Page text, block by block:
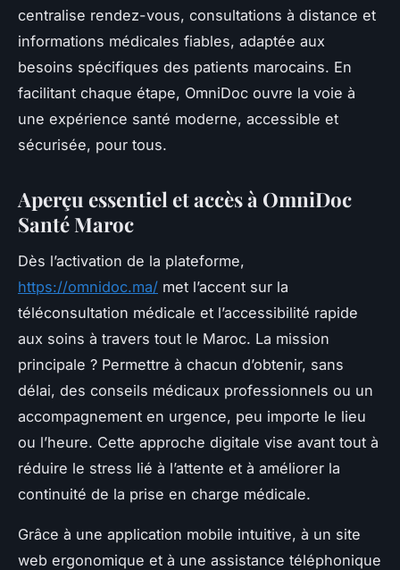
centralise rendez-vous, consultations à distance et
informations médicales fiables, adaptée aux
besoins spécifiques des patients marocains. En
facilitant chaque étape, OmniDoc ouvre la voie à
une expérience santé moderne, accessible et
sécurisée, pour tous.
Aperçu essentiel et accès à OmniDoc
Santé Maroc
Dès l’activation de la plateforme,
https://omnidoc.ma/ met l’accent sur la
téléconsultation médicale et l’accessibilité rapide
aux soins à travers tout le Maroc. La mission
principale ? Permettre à chacun d’obtenir, sans
délai, des conseils médicaux professionnels ou un
accompagnement en urgence, peu importe le lieu
ou l’heure. Cette approche digitale vise avant tout à
réduire le stress lié à l’attente et à améliorer la
continuité de la prise en charge médicale.
Grâce à une application mobile intuitive, à un site
web ergonomique et à une assistance téléphonique